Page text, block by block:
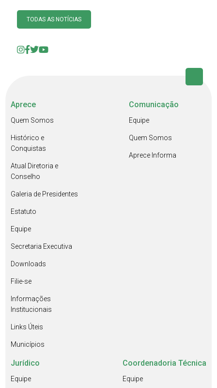
TODAS AS NOTÍCIAS
Aprece
Quem Somos
Histórico e
Conquistas
Atual Diretoria e
Conselho
Galeria de Presidentes
Estatuto
Equipe
Secretaria Executiva
Downloads
Filie-se
Informações
Institucionais
Links Úteis
Municípios
Comunicação
Equipe
Quem Somos
Aprece Informa
Jurídico
Equipe
Coordenadoria Técnica
Equipe